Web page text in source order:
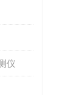
仪